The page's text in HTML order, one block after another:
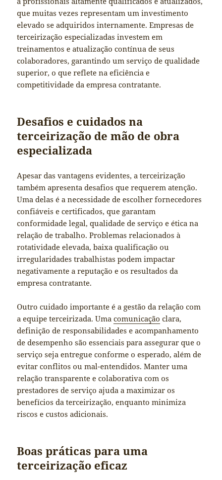
que muitas vezes representam um investimento
elevado se adquiridos internamente. Empresas de
terceirização especializadas investem em
treinamentos e atualização contínua de seus
colaboradores, garantindo um serviço de qualidade
superior, o que reflete na eficiência e
competitividade da empresa contratante.
Desafios e cuidados na
terceirização de mão de obra
especializada
Apesar das vantagens evidentes, a terceirização
também apresenta desafios que requerem atenção.
Uma delas é a necessidade de escolher fornecedores
confiáveis e certificados, que garantam
conformidade legal, qualidade de serviço e ética na
relação de trabalho. Problemas relacionados à
rotatividade elevada, baixa qualificação ou
irregularidades trabalhistas podem impactar
negativamente a reputação e os resultados da
empresa contratante.
Outro cuidado importante é a gestão da relação com
a equipe terceirizada. Umacomunicação clara,
definição de responsabilidades e acompanhamento
de desempenho são essenciais para assegurar que o
serviço seja entregue conforme o esperado, além de
evitar conflitos ou mal-entendidos. Manter uma
relação transparente e colaborativa com os
prestadores de serviço ajuda a maximizar os
benefícios da terceirização, enquanto minimiza
riscos e custos adicionais.
Boas práticas para uma
terceirização eficaz